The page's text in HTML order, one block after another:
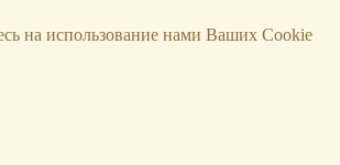
на использование нами Ваших Cookie